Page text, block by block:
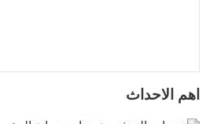
اهم الاحداث